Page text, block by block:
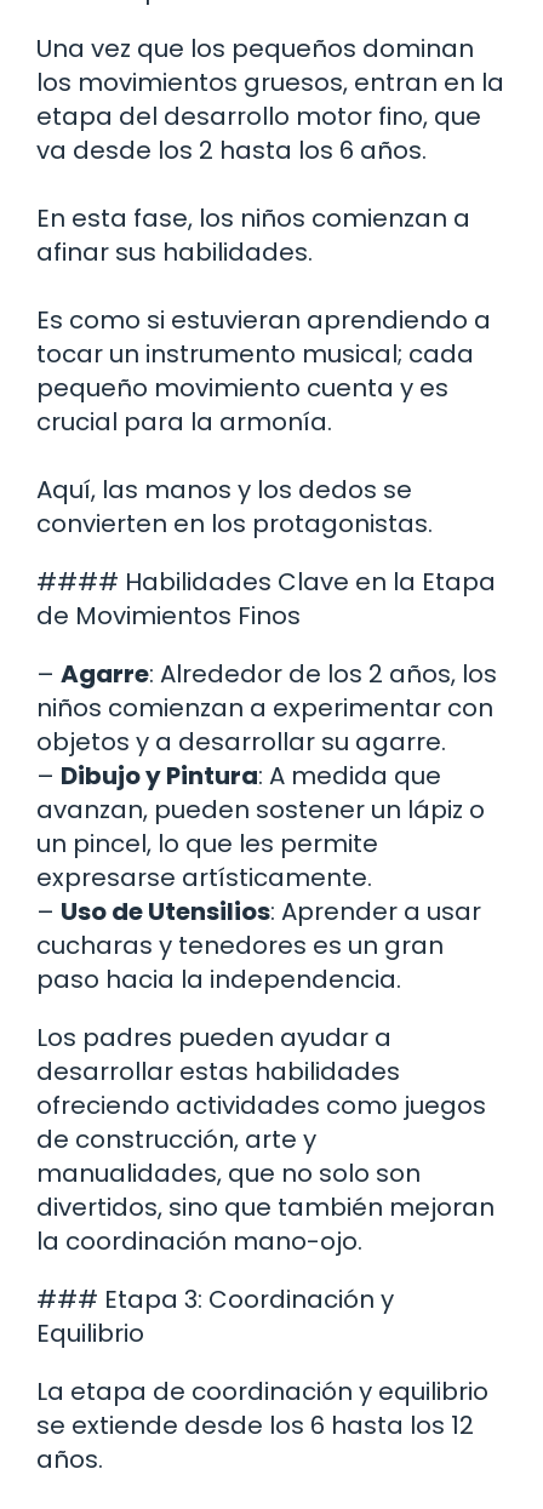
Una vez que los pequeños dominan
los movimientos gruesos, entran en la
etapa del desarrollo motor fino, que
va desde los 2 hasta los 6 años.
En esta fase, los niños comienzan a
afinar sus habilidades.
Es como si estuvieran aprendiendo a
tocar un instrumento musical; cada
pequeño movimiento cuenta y es
crucial para la armonía.
Aquí, las manos y los dedos se
convierten en los protagonistas.
#### Habilidades Clave en la Etapa
de Movimientos Finos
– Agarre: Alrededor de los 2 años, los
niños comienzan a experimentar con
objetos y a desarrollar su agarre.
– Dibujo y Pintura: A medida que
avanzan, pueden sostener un lápiz o
un pincel, lo que les permite
expresarse artísticamente.
– Uso de Utensilios: Aprender a usar
cucharas y tenedores es un gran
paso hacia la independencia.
Los padres pueden ayudar a
desarrollar estas habilidades
ofreciendo actividades como juegos
de construcción, arte y
manualidades, que no solo son
divertidos, sino que también mejoran
la coordinación mano-ojo.
### Etapa 3: Coordinación y
Equilibrio
La etapa de coordinación y equilibrio
se extiende desde los 6 hasta los 12
años.